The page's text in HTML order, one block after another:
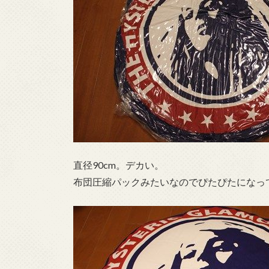
直径90cm。デカい。
布団圧縮パックみたいなのでぴたぴたになっ